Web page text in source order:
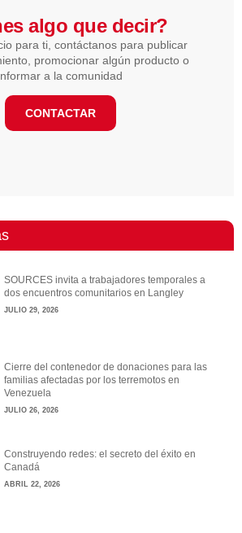
algo que decir?​
para ti, contáctanos para publicar
promocionar algún producto o
a la comunidad
CONTACTAR
SOURCES invita a trabajadores temporales a
dos encuentros comunitarios en Langley
JULIO 29, 2026
Cierre del contenedor de donaciones para las
familias afectadas por los terremotos en
Venezuela
JULIO 26, 2026
Construyendo redes: el secreto del éxito en
Canadá
ABRIL 22, 2026